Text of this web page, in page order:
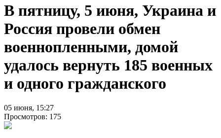
В пятницу, 5 июня, Украина и
Россия провели обмен
военнопленными, домой
удалось вернуть 185 военных
и одного гражданского
05 июня, 15:27
Просмотров: 175